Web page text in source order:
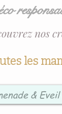
les
nos
&